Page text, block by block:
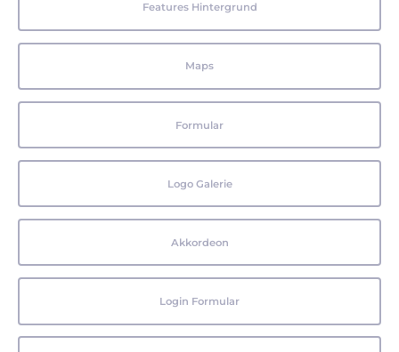
Features Hintergrund
Maps
Formular
Logo Galerie
Akkordeon
Login Formular